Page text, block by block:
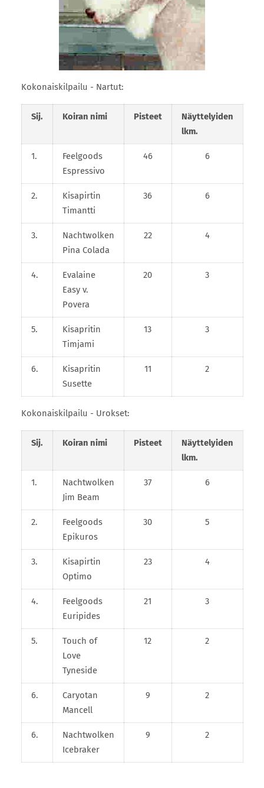
Kokonaiskilpailu - Nartut:
Sij. Koiran nimi Pisteet
Näyttelyiden
lkm.
1.
Feelgoods
Espressivo
46 6
2.
Kisapirtin
Timantti
36 6
3.
Nachtwolken
Pina Colada
22 4
4.
Evalaine
Easy v.
Povera
20 3
5.
Kisapritin
Timjami
13 3
6.
Kisapritin
Susette
11 2
Kokonaiskilpailu - Urokset:
Sij. Koiran nimi Pisteet
Näyttelyiden
lkm.
1.
Nachtwolken
Jim Beam
37 6
2.
Feelgoods
Epikuros
30 5
3.
Kisapirtin
Optimo
23 4
4.
Feelgoods
Euripides
21 3
5.
Touch of
Love
Tyneside
12 2
6.
Caryotan
Mancell
9 2
6.
Nachtwolken
Icebraker
9 2